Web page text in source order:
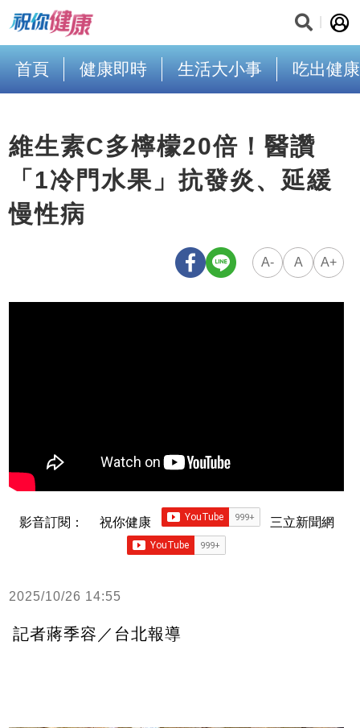
首頁 健康即時 生活大小事 吃出健康
維生素C多檸檬20倍！醫讚
「1冷門水果」抗發炎、延緩
慢性病
A- A A+
影音訂閱： 祝你健康 三立新聞網
2025/10/26 14:55
記者蔣季容／台北報導